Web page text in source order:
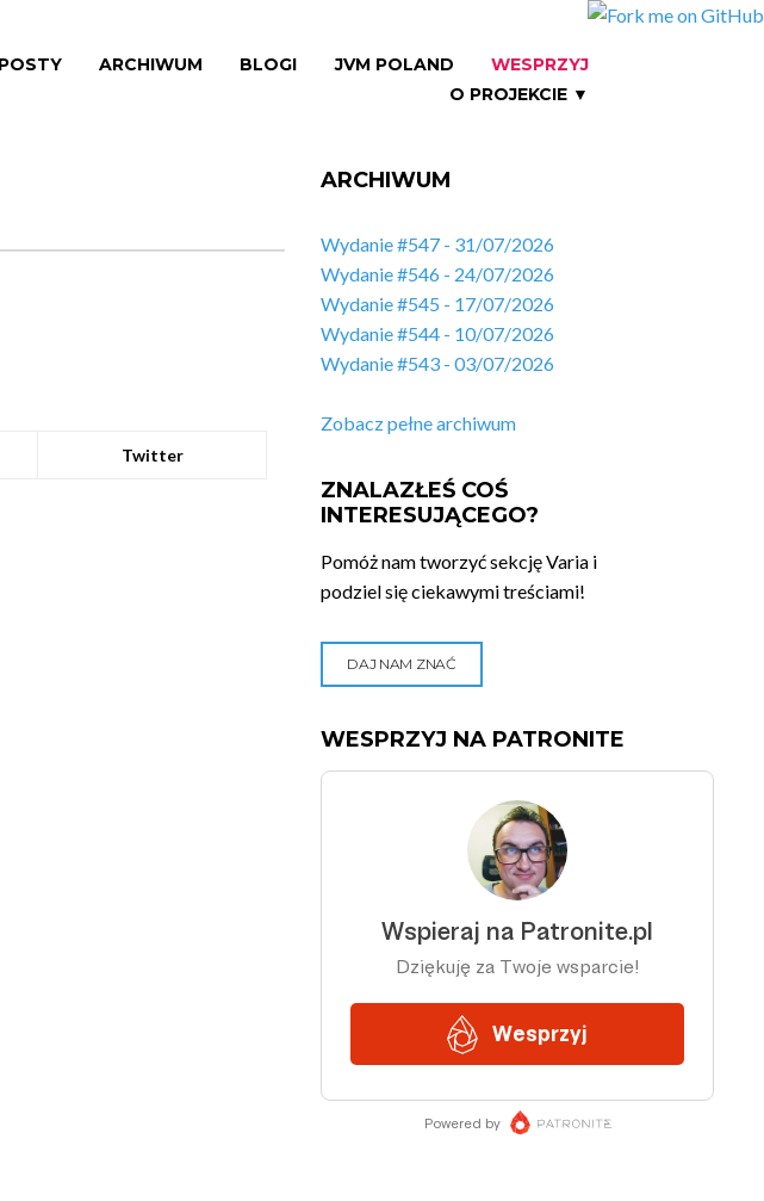
ARCHIWUM BLOGI JVM POLAND
WESPRZYJ
O PROJEKCIE ▼
Twitter
ARCHIWUM
Wydanie #547 - 31/07/2026
Wydanie #546 - 24/07/2026
Wydanie #545 - 17/07/2026
Wydanie #544 - 10/07/2026
Wydanie #543 - 03/07/2026
Zobacz pełne archiwum
ZNALAZŁEŚ COŚ
INTERESUJĄCEGO?
Pomóż nam tworzyć sekcję Varia i
podziel się ciekawymi treściami!
DAJ NAM ZNAĆ
WESPRZYJ NA PATRONITE